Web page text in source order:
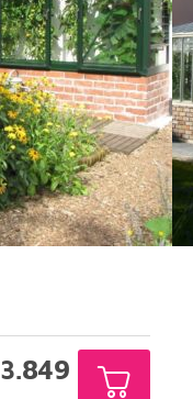
3.849Prijsklasse:
€2.330